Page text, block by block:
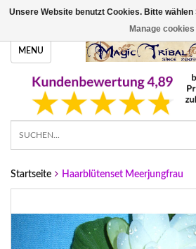
HANDGEFERTIGTE
MENU
Startseite Haarblütenset Meerjungfrau
Unsere Website benutzt Cookies. Bitte
Manage cookies